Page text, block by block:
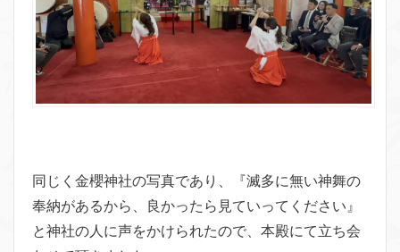
同じく金櫻神社の写真であり、『滅多に無い神舞の
奉納があるから、良かったら見ていってください』
と神社の人に声をかけられたので、本殿にて立ち会